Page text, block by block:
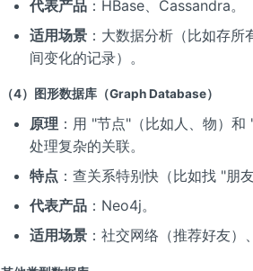
代表产品 ：HBase、Cassandra。
适用场景 ：大数据分析（比如存
间变化的记录）。
（4）图形数据库（Graph Database）
原理 ：用 "节点"（比如人、物）
处理复杂的关联。
特点 ：查关系特别快（比如找 "朋
代表产品 ：Neo4j。
适用场景 ：社交网络（推荐好友）